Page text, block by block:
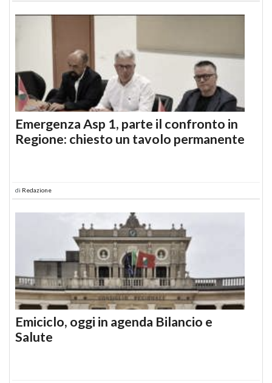
Emergenza Asp 1, parte il confronto in
Regione: chiesto un tavolo permanente
di Redazione
Emiciclo, oggi in agenda Bilancio e
Salute